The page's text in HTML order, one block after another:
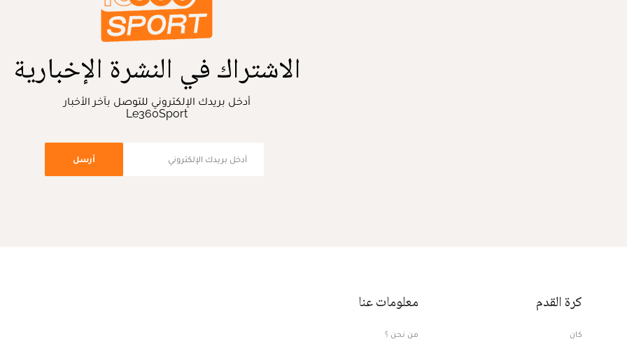
الاشتراك في النشرة الإخبارية
أدخل بريدك الإلكتروني للتوصل بآخر الأخبار
Le360Sport
أرسل
كرة القدم
كان
معلومات عنا
من نحن ؟